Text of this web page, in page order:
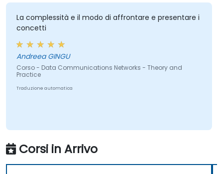
commerciali e tecniche.
La complessità e il modo di affrontare e presentare i
concetti
Andreea GINGU
Corso - Data Communications Networks - Theory and
Practice
Traduzione automatica
Corsi in Arrivo